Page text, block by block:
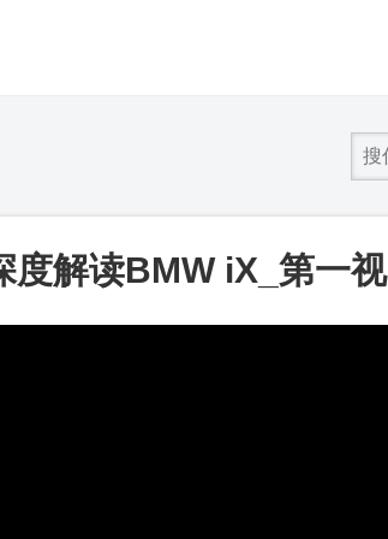
度解读BMW iX_第一视